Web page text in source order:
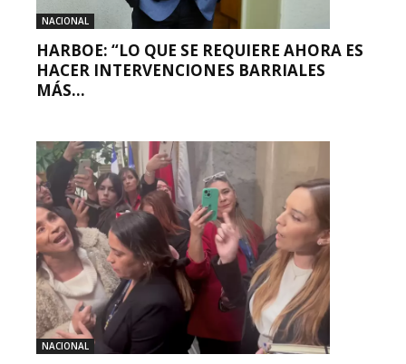
NACIONAL
HARBOE: “LO QUE SE REQUIERE AHORA ES
HACER INTERVENCIONES BARRIALES
MÁS...
NACIONAL